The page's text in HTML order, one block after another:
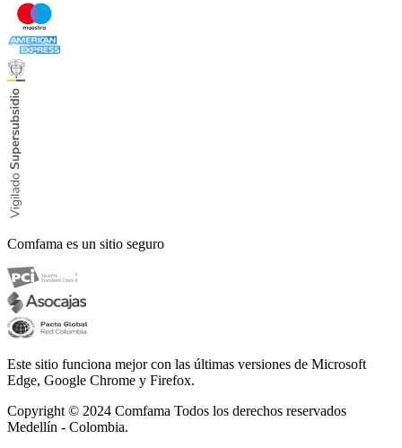
Comfama es un sitio seguro
Este sitio funciona mejor con las últimas versiones de Microsoft
Edge, Google Chrome y Firefox.
Copyright © 2024 Comfama Todos los derechos reservados
Medellín - Colombia.